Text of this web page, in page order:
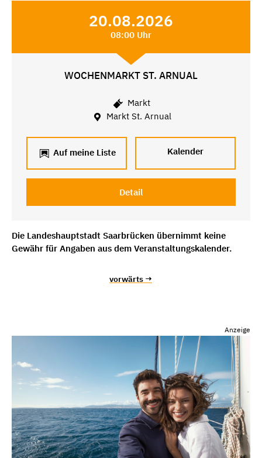
20.08.2026
08:00 Uhr
WOCHENMARKT ST. ARNUAL
Markt
Markt St. Arnual
Auf meine Liste Kalender
Detail
Die Landeshauptstadt Saarbrücken übernimmt keine
Gewähr für Angaben aus dem Veranstaltungskalender.
vorwärts →
Anzeige